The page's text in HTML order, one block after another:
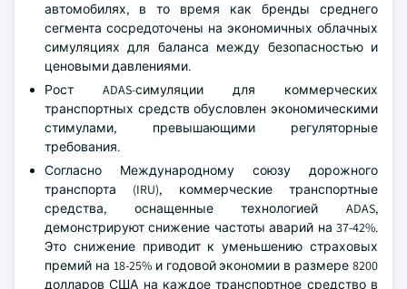
автомобилях, в то время как бренды среднего
сегмента сосредоточены на экономичных облачных
симуляциях для баланса между безопасностью и
ценовыми давлениями.
Рост ADAS-симуляции для коммерческих
транспортных средств обусловлен экономическими
стимулами, превышающими регуляторные
требования.
Согласно Международному союзу дорожного
транспорта (IRU), коммерческие транспортные
средства, оснащенные технологией ADAS,
демонстрируют снижение частоты аварий на 37-42%.
Это снижение приводит к уменьшению страховых
премий на 18-25% и годовой экономии в размере 8200
долларов США на каждое транспортное средство в